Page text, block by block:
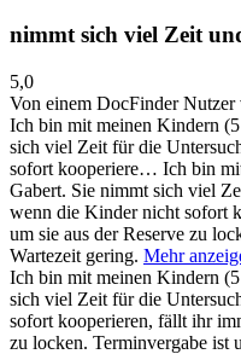
nimmt sich viel Zeit
5,0
Von einem DocFinder Nutzer
Ich bin mit meinen Kindern
sich viel Zeit für die
sofort kooperiere… Ich bin
Gabert. Sie nimmt sich viel
wenn die Kinder nicht sofort
um sie aus der Reserve zu
Wartezeit gering. Mehr
Ich bin mit meinen Kindern
sich viel Zeit für die
sofort kooperieren, fällt ihr
zu locken. Terminvergabe ist